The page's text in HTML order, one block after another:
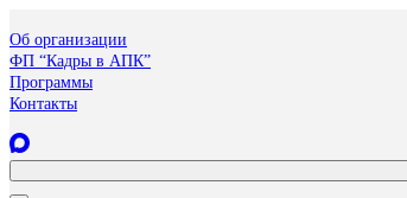
Об организации
ФП “Кадры в АПК”
Программы
Контакты